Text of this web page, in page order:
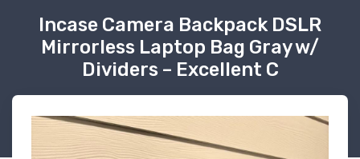
Incase Camera Backpack DSLR
Mirrorless Laptop Bag Gray w/
Dividers – Excellent C